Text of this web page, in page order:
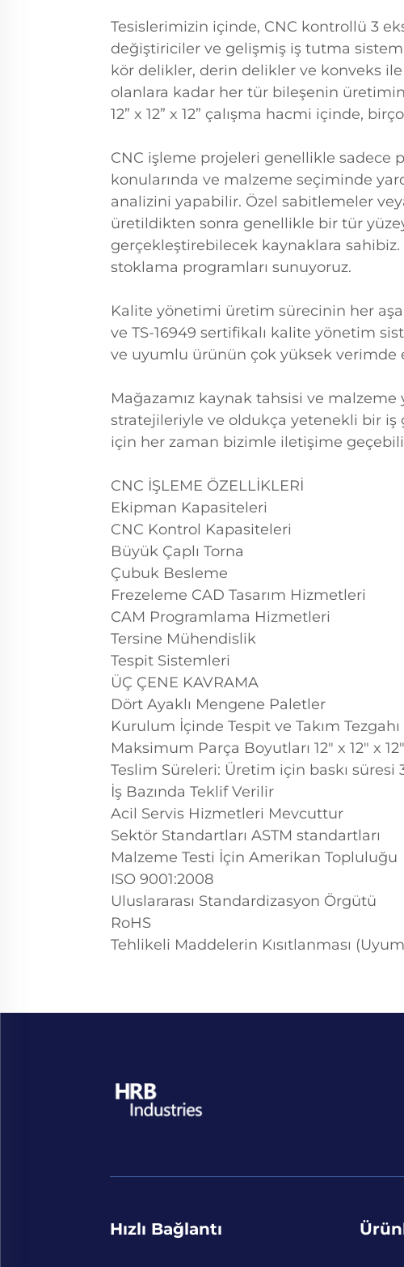
Tesislerimizin içinde, CNC kontrollü 3
değiştiriciler ve gelişmiş iş tutma
kör delikler, derin delikler ve konveks
olanlara kadar her tür bileşenin
12” x 12” x 12” çalışma hacmi içinde,
CNC işleme projeleri genellikle sadece
konularında ve malzeme seçiminde
analizini yapabilir. Özel sabitlemeler
üretildikten sonra genellikle bir tür
gerçekleştirebilecek kaynaklara
stoklama programları sunuyoruz.
Kalite yönetimi üretim sürecinin her
ve TS-16949 sertifikalı kalite yönetim
ve uyumlu ürünün çok yüksek verimde
Mağazamız kaynak tahsisi ve
stratejileriyle ve oldukça yetenekli bir
için her zaman bizimle iletişime
CNC İŞLEME ÖZELLİKLERİ
Ekipman Kapasiteleri
CNC Kontrol Kapasiteleri
Büyük Çaplı Torna
Çubuk Besleme
Frezeleme CAD Tasarım Hizmetleri
CAM Programlama Hizmetleri
Tersine Mühendislik
Tespit Sistemleri
ÜÇ ÇENE KAVRAMA
Dört Ayaklı Mengene Paletler
Kurulum İçinde Tespit ve Takım Tezgahı
Maksimum Parça Boyutları 12" x 12" x 12"
Teslim Süreleri: Üretim için baskı süresi
İş Bazında Teklif Verilir
Acil Servis Hizmetleri Mevcuttur
Sektör Standartları ASTM standartları
Malzeme Testi İçin Amerikan Topluluğu
ISO 9001:2008
Uluslararası Standardizasyon Örgütü
RoHS
Tehlikeli Maddelerin Kısıtlanması
Hızlı Bağlantı